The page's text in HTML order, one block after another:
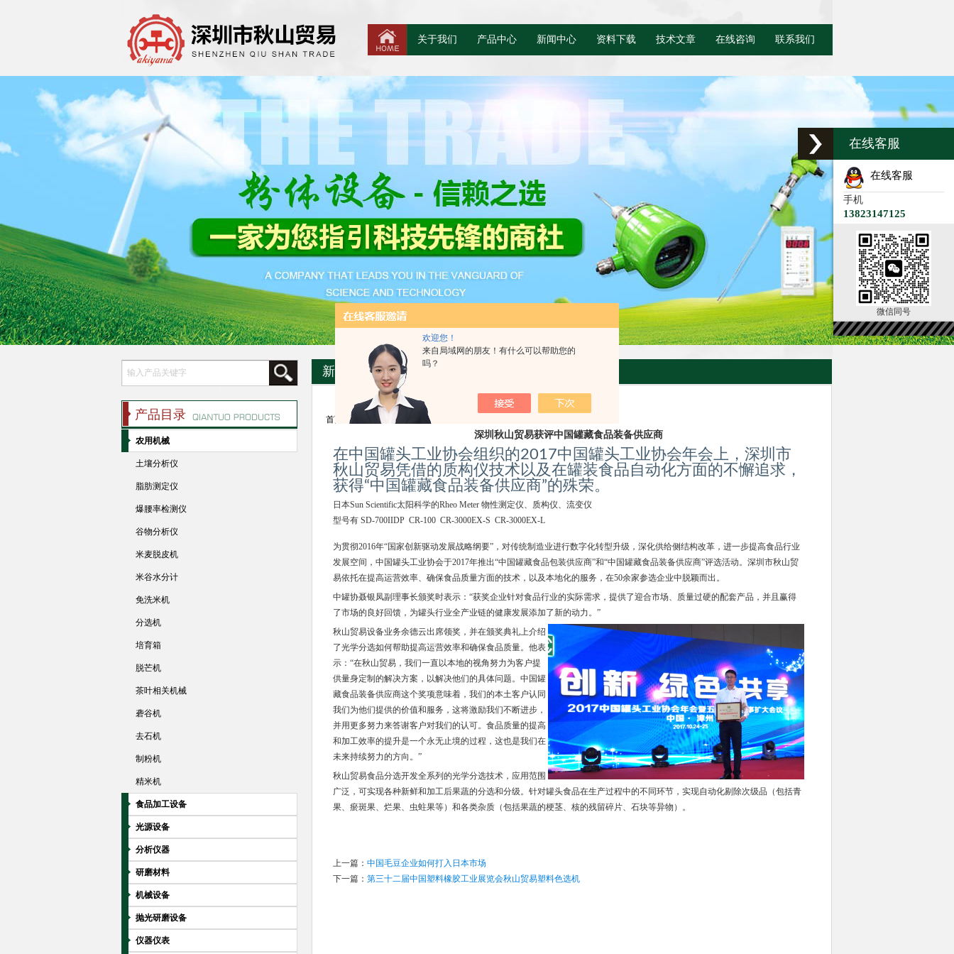
欢迎您！
来自局域网的朋友！有什么可以帮助您的
吗？
关于我们 产品中心 新闻中心 资料下载 技术文章 在线咨询 联系我们
新闻中心
首页 >>> 新闻中心
深圳秋山贸易获评中国罐藏食品装备供应商
在中国罐头工业协会组织的2017中国罐头工业协会年会上，深圳市
秋山贸易凭借的质构仪技术以及在罐装食品自动化方面的不懈追求，
获得“中国罐藏食品装备供应商”的殊荣。
日本Sun Scientific太阳科学的Rheo Meter 物性测定仪、质构仪、流变仪
型号有 SD-700IIDP CR-100 CR-3000EX-S CR-3000EX-L
为贯彻2016年“国家创新驱动发展战略纲要”，对传统制造业进行数字化转型升级，深化供给侧结构改革，进一步提高食品行业
发展空间，中国罐头工业协会于2017年推出“中国罐藏食品包装供应商”和“中国罐藏食品装备供应商”评选活动。深圳市秋山贸
易依托在提高运营效率、确保食品质量方面的技术，以及本地化的服务，在50余家参选企业中脱颖而出。
中罐协聂银凤副理事长颁奖时表示：“获奖企业针对食品行业的实际需求，提供了迎合市场、质量过硬的配套产品，并且赢得
了市场的良好回馈，为罐头行业全产业链的健康发展添加了新的动力。”
秋山贸易设备业务余德云出席领奖，并在颁奖典礼上介绍
了光学分选如何帮助提高运营效率和确保食品质量。他表
示：“在秋山贸易，我们一直以本地的视角努力为客户提
供量身定制的解决方案，以解决他们的具体问题。中国罐
藏食品装备供应商这个奖项意味着，我们的本土客户认同
我们为他们提供的价值和服务，这将激励我们不断进步，
并用更多努力来答谢客户对我们的认可。食品质量的提高
和加工效率的提升是一个永无止境的过程，这也是我们在
未来持续努力的方向。”
秋山贸易食品分选开发全系列的光学分选技术，应用范围
广泛，可实现各种新鲜和加工后果蔬的分选和分级。针对罐头食品在生产过程中的不同环节，实现自动化剔除次级品（包括青
果、瘀斑果、烂果、虫蛀果等）和各类杂质（包括果蔬的梗茎、核的残留碎片、石块等异物）。
上一篇： 中国毛豆企业如何打入日本市场
下一篇： 第三十二届中国塑料橡胶工业展览会秋山贸易塑料色选机
产品目录
农用机械
土壤分析仪
脂肪测定仪
爆腰率检测仪
谷物分析仪
米麦脱皮机
米谷水分计
免洗米机
分选机
培育箱
脱芒机
茶叶相关机械
砻谷机
去石机
制粉机
精米机
食品加工设备
光源设备
分析仪器
研磨材料
机械设备
抛光研磨设备
仪器仪表
在线客服
在线客服
手机
13823147125
微信同号